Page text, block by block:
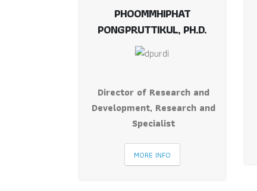
PHOOMMHIPHAT
PONGPRUTTIKUL, PH.D.
Director of Research and
Development, Research and
Specialist
MORE INFO